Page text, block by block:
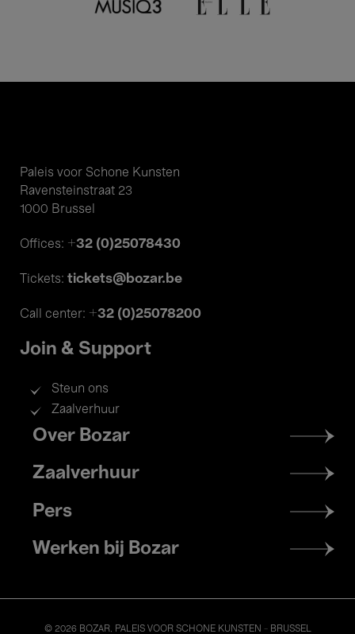
Paleis voor Schone Kunsten
Ravensteinstraat 23
1000 Brussel
Offices: +32 (0)25078430
Tickets: tickets@bozar.be
Call center: +32 (0)25078200
Join & Support
Steun ons
Zaalverhuur
Footer
menu
Over Bozar
Zaalverhuur
Pers
Werken bij Bozar
© 2026 BOZAR. PALEIS VOOR SCHONE KUNSTEN - BRUSSEL